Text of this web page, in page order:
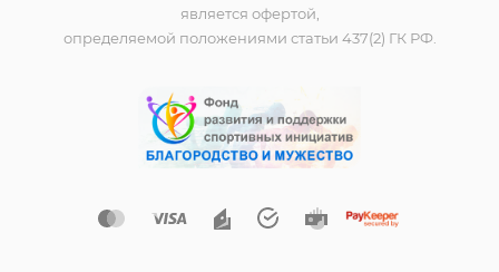
является офертой,
определяемой положениями статьи 437(2) ГК РФ.